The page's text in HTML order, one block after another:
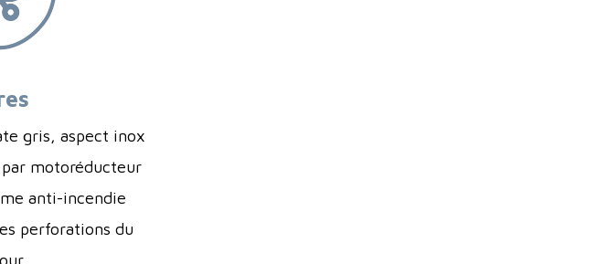
gris, aspect inox
motoréducteur
anti-incendie
perforations du